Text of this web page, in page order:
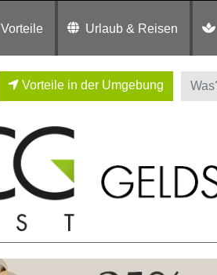
Vorteile Urlaub & Reisen
Vorteile in der Umgebung